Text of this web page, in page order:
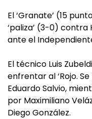
El ‘Granate’ (15
‘paliza’ (3-0)
ante el
El técnico Luis
enfrentar al ‘Rojo.
Eduardo Salvio,
por Maximiliano
Diego González.